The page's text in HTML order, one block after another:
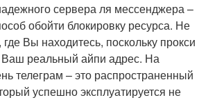
сервера ля мессенджера –
обойти блокировку ресурса. Не
Вы находитесь, поскольку прокси
Ваш реальный айпи адрес. На
телеграм – это распространенный
успешно эксплуатируется не